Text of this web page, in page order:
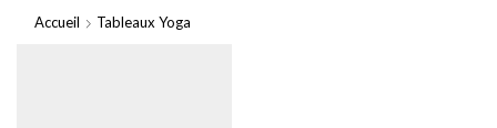
Accueil Tableaux Yoga